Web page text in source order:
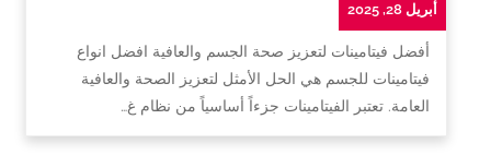
أبريل 28, 2025
أفضل فيتامينات لتعزيز صحة الجسم والعافية افضل انواع
فيتامينات للجسم هي الحل الأمثل لتعزيز الصحة والعافية
العامة. تعتبر الفيتامينات جزءاً أساسياً من نظام غ…